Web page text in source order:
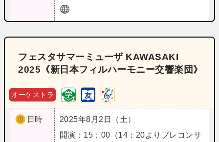
フェスタサマーミューザ KAWASAKI
2025《新日本フィルハーモニー交響楽団》
オーケストラ
日時
2025年8月2日（土）
開演：15：00（14：20よりプレコンサ